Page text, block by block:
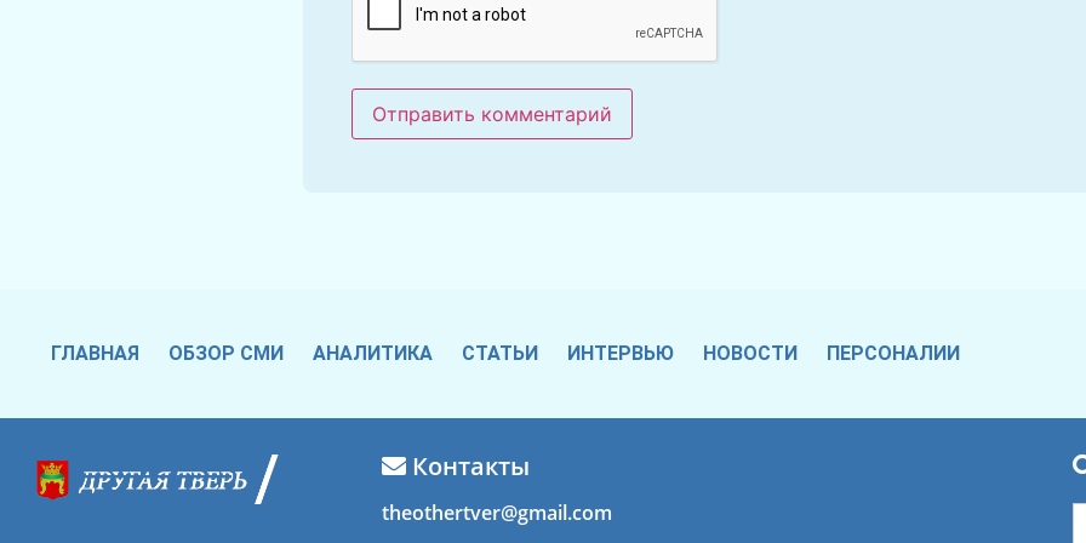
ГЛАВНАЯ ОБЗОР СМИ АНАЛИТИКА СТАТЬИ ИНТЕРВЬЮ НОВОСТИ ПЕРСОНАЛИИ
Контакты
theothertver@gmail.com